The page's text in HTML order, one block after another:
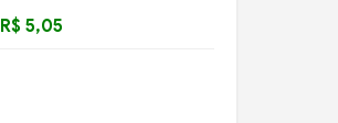
R$ 5,05